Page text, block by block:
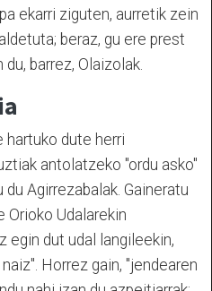
ekarri ziguten, aurretik zein
beraz, gu ere prest
barrez, Olaizolak.
hartuko dute herri
antolatzeko "ordu asko"
Agirrezabalak. Gaineratu
Orioko Udalarekin
egin dut udal langileekin,
Horrez gain, "jendearen